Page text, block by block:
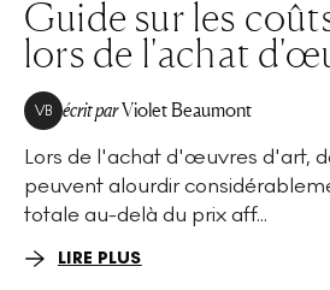
Guide sur les
lors de l'achat
VB écrit parViolet Beaumont
Lors de l'achat d'œuvres d'art,
peuvent alourdir
totale au-delà du prix aff...
LIRE PLUS